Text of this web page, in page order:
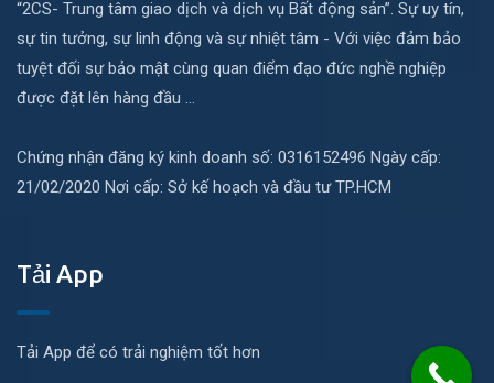
“2CS- Trung tâm giao dịch và dịch vụ Bất động sản”. Sự uy tín,
sự tin tưởng, sự linh động và sự nhiệt tâm - Với việc đảm bảo
tuyệt đối sự bảo mật cùng quan điểm đạo đức nghề nghiệp
được đặt lên hàng đầu ...
Chứng nhận đăng ký kinh doanh số: 0316152496 Ngày cấp:
21/02/2020 Nơi cấp: Sở kế hoạch và đầu tư TP.HCM
Tải App
Tải App để có trải nghiệm tốt hơn